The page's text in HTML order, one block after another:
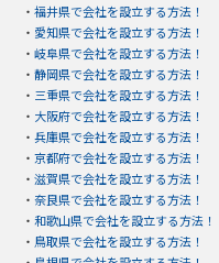
・ 福井県で会社を設立する方法！
・ 愛知県で会社を設立する方法！
・ 岐阜県で会社を設立する方法！
・ 静岡県で会社を設立する方法！
・ 三重県で会社を設立する方法！
・ 大阪府で会社を設立する方法！
・ 兵庫県で会社を設立する方法！
・ 京都府で会社を設立する方法！
・ 滋賀県で会社を設立する方法！
・ 奈良県で会社を設立する方法！
・ 和歌山県で会社を設立する方法！
・ 鳥取県で会社を設立する方法！